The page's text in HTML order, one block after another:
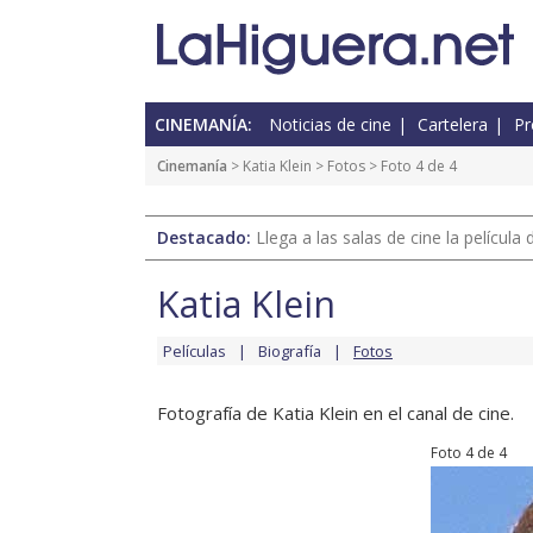
CINEMANÍA: Noticias de cine Cartelera
Cinemanía > Katia Klein > Fotos > Foto 4 de 4
Destacado: Llega a las salas de cine la
Katia Klein
Películas Biografía Fotos
Fotografía de Katia Klein en el canal de cine.
Foto 4 de 4